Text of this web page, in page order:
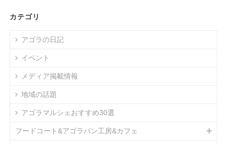
カテゴリ
アゴラの日記
イベント
メディア掲載情報
地域の話題
アゴラマルシェおすすめ30選
フードコート&アゴラパン工房&カフェ